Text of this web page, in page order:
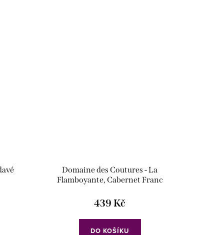
Domaine des Coutures - La
Flamboyante, Cabernet Franc
439 Kč
DO KOŠÍKU